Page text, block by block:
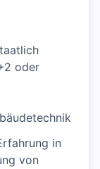
oder
in
von